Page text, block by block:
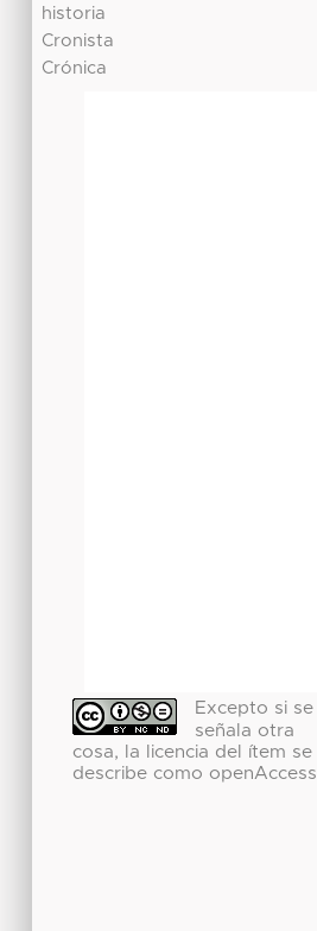
historia
Cronista
Crónica
Excepto si se
señala otra
cosa, la licencia del ítem se
describe como openAccess